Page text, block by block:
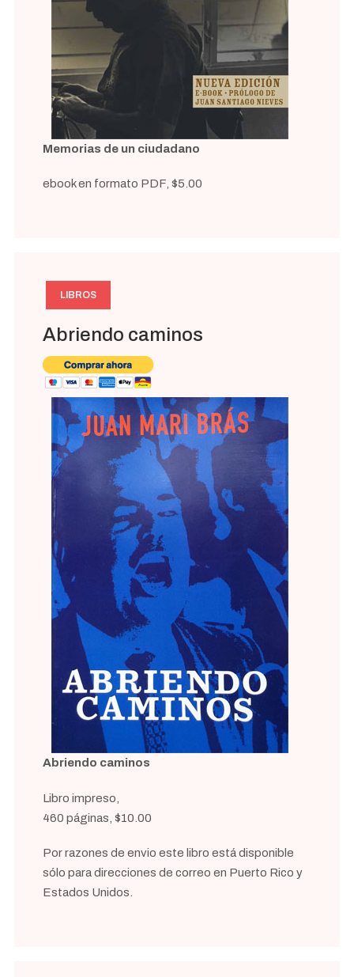
Memorias de un ciudadano
ebook en formato PDF, $5.00
LIBROS
Abriendo caminos
Abriendo caminos
Libro impreso,
460 páginas, $10.00
Por razones de envio este libro está disponible
sólo para direcciones de correo en Puerto Rico y
Estados Unidos.